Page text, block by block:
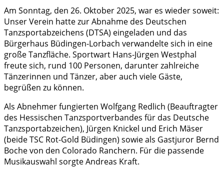
Am Sonntag, den 26. Oktober 2025, war es wieder soweit:
Unser Verein hatte zur Abnahme des Deutschen
Tanzsportabzeichens (DTSA) eingeladen und das
Bürgerhaus Büdingen-Lorbach verwandelte sich in eine
große Tanzfläche. Sportwart Hans-Jürgen Westphal
freute sich, rund 100 Personen, darunter zahlreiche
Tänzerinnen und Tänzer, aber auch viele Gäste,
begrüßen zu können.
Als Abnehmer fungierten Wolfgang Redlich (Beauftragter
des Hessischen Tanzsportverbandes für das Deutsche
Tanzsportabzeichen), Jürgen Knickel und Erich Mäser
(beide TSC Rot-Gold Büdingen) sowie als Gastjuror Bernd
Boche von den Colorado Ranchern. Für die passende
Musikauswahl sorgte Andreas Kraft.